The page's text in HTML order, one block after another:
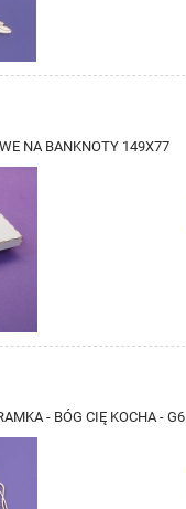
NA BANKNOTY 149X77
- BÓG CIĘ KOCHA - G6